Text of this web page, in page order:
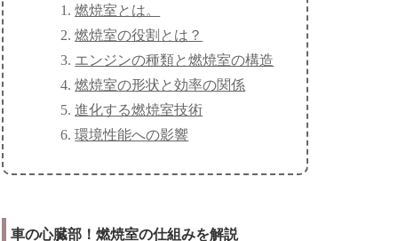
燃焼室とは。
燃焼室の役割とは？
エンジンの種類と燃焼室の構造
燃焼室の形状と効率の関係
進化する燃焼室技術
環境性能への影響
車の心臓部！燃焼室の仕組みを解説